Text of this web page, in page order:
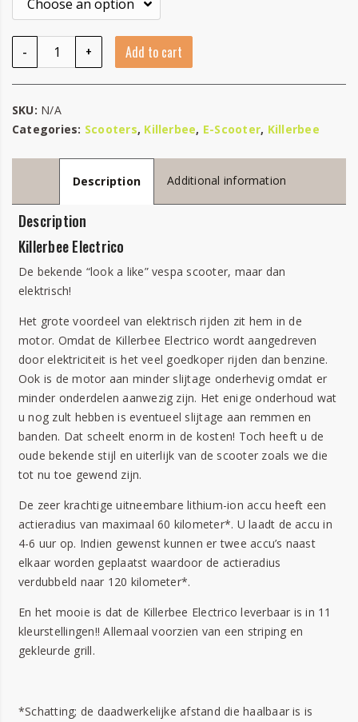
-
Killerbee Electrico quantity
+ Add to cart
SKU: N/A
Categories: Scooters, Killerbee, E-Scooter, Killerbee
Description Additional information
Description
Killerbee Electrico
De bekende “look a like” vespa scooter, maar dan
elektrisch!
Het grote voordeel van elektrisch rijden zit hem in de
motor. Omdat de Killerbee Electrico wordt aangedreven
door elektriciteit is het veel goedkoper rijden dan benzine.
Ook is de motor aan minder slijtage onderhevig omdat er
minder onderdelen aanwezig zijn. Het enige onderhoud wat
u nog zult hebben is eventueel slijtage aan remmen en
banden. Dat scheelt enorm in de kosten! Toch heeft u de
oude bekende stijl en uiterlijk van de scooter zoals we die
tot nu toe gewend zijn.
De zeer krachtige uitneembare lithium-ion accu heeft een
actieradius van maximaal 60 kilometer*. U laadt de accu in
4-6 uur op. Indien gewenst kunnen er twee accu’s naast
elkaar worden geplaatst waardoor de actieradius
verdubbeld naar 120 kilometer*.
En het mooie is dat de Killerbee Electrico leverbaar is in 11
kleurstellingen!! Allemaal voorzien van een striping en
gekleurde grill.
*Schatting; de daadwerkelijke afstand die haalbaar is is